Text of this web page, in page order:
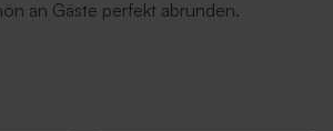
an Gäste perfekt abrunden.